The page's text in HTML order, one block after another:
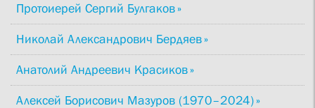
Протоиерей Сергий Булгаков
Николай Александрович Бердяев
Анатолий Андреевич Красиков
Алексей Борисович Мазуров (1970–2024)